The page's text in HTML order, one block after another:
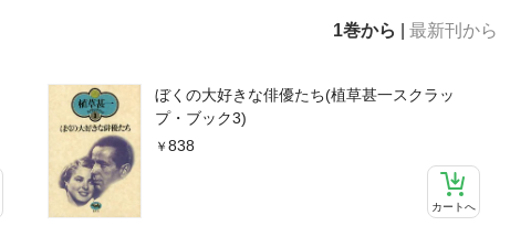
1巻から 最新刊から
ぼくの大好きな俳優たち(植草甚一スクラッ
プ・ブック3)
838
カートへ